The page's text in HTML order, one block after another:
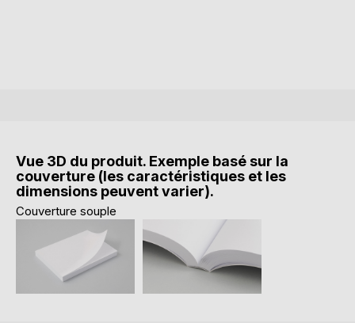
Vue 3D du produit. Exemple basé sur la
couverture (les caractéristiques et les
dimensions peuvent varier).
Couverture souple